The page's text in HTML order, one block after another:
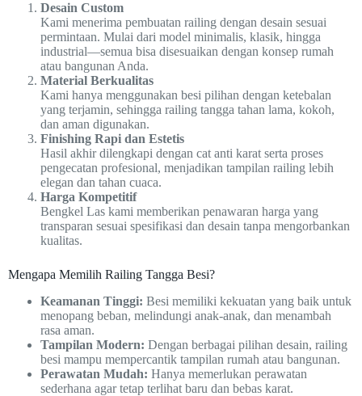
Desain Custom
Kami menerima pembuatan railing dengan desain sesuai
permintaan. Mulai dari model minimalis, klasik, hingga
industrial—semua bisa disesuaikan dengan konsep rumah
atau bangunan Anda.
Material Berkualitas
Kami hanya menggunakan besi pilihan dengan ketebalan
yang terjamin, sehingga railing tangga tahan lama, kokoh,
dan aman digunakan.
Finishing Rapi dan Estetis
Hasil akhir dilengkapi dengan cat anti karat serta proses
pengecatan profesional, menjadikan tampilan railing lebih
elegan dan tahan cuaca.
Harga Kompetitif
Bengkel Las kami memberikan penawaran harga yang
transparan sesuai spesifikasi dan desain tanpa mengorbankan
kualitas.
Mengapa Memilih Railing Tangga Besi?
Keamanan Tinggi: Besi memiliki kekuatan yang baik untuk
menopang beban, melindungi anak-anak, dan menambah
rasa aman.
Tampilan Modern: Dengan berbagai pilihan desain, railing
besi mampu mempercantik tampilan rumah atau bangunan.
Perawatan Mudah: Hanya memerlukan perawatan
sederhana agar tetap terlihat baru dan bebas karat.